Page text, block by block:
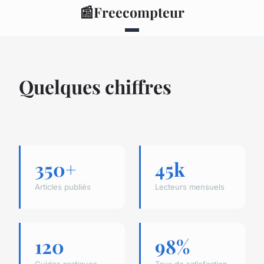
📰Freecompteur
Quelques chiffres
350+
Articles publiés
45k
Lecteurs mensuels
120 98%